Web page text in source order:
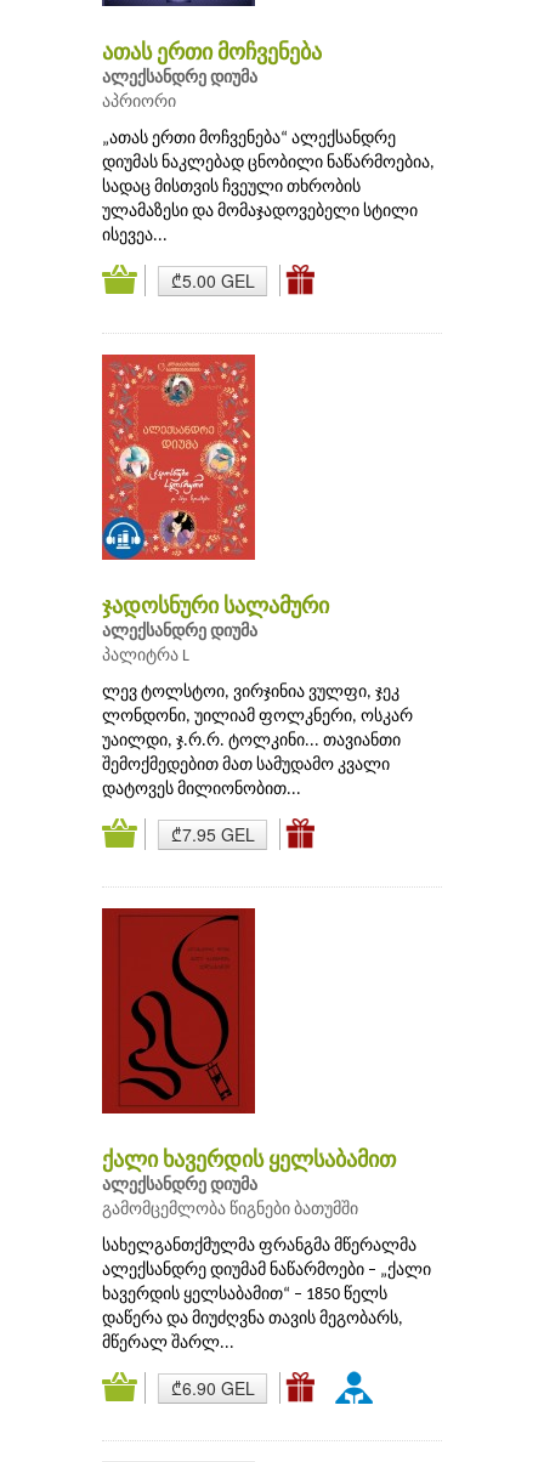
ათას ერთი მოჩვენება
ალექსანდრე დიუმა
აპრიორი
„ათას ერთი მოჩვენება“ ალექსანდრე
დიუმას ნაკლებად ცნობილი ნაწარმოებია,
სადაც მისთვის ჩვეული თხრობის
ულამაზესი და მომაჯადოვებელი სტილი
ისევეა...
₾5.00 GEL
ჯადოსნური სალამური
ალექსანდრე დიუმა
პალიტრა L
ლევ ტოლსტოი, ვირჯინია ვულფი, ჯეკ
ლონდონი, უილიამ ფოლკნერი, ოსკარ
უაილდი, ჯ.რ.რ. ტოლკინი... თავიანთი
შემოქმედებით მათ სამუდამო კვალი
დატოვეს მილიონობით...
₾7.95 GEL
ქალი ხავერდის ყელსაბამით
ალექსანდრე დიუმა
გამომცემლობა წიგნები ბათუმში
სახელგანთქმულმა ფრანგმა მწერალმა
ალექსანდრე დიუმამ ნაწარმოები – „ქალი
ხავერდის ყელსაბამით“ – 1850 წელს
დაწერა და მიუძღვნა თავის მეგობარს,
მწერალ შარლ...
₾6.90 GEL